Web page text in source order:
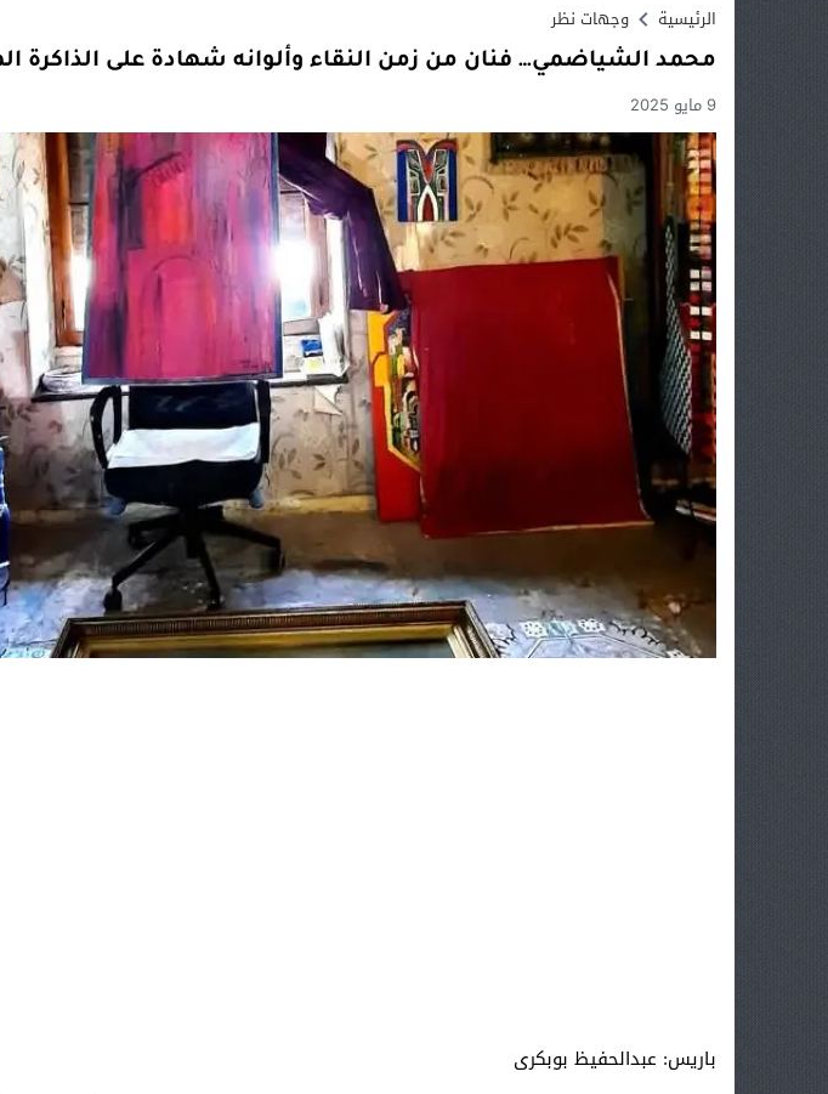
الرئيسية وجهات نظر
محمد الشياضمي… فنان من زمن النقاء وألوانه شهادة على الذاكرة
9 مايو 2025
باريس: عبدالحفيظ بوبكرى